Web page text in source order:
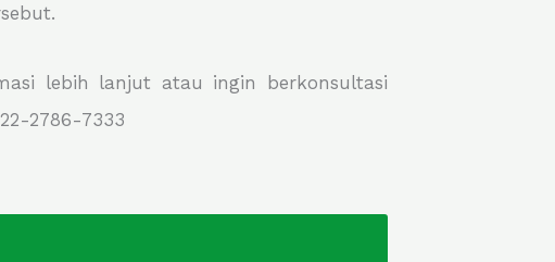
lebih lanjut atau ingin berkonsultasi
2786-7333